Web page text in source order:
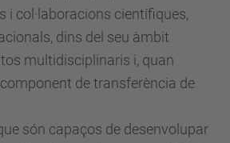
i col·laboracions científiques,
dins del seu àmbit
multidisciplinaris i, quan
de transferència de
són capaços de desenvolupar